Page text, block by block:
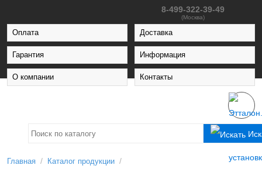
8-499-322-39-49
(Москва)
Оплата Доставка
Гарантия Информация
О компании Контакты
Главная / Каталог продукции /